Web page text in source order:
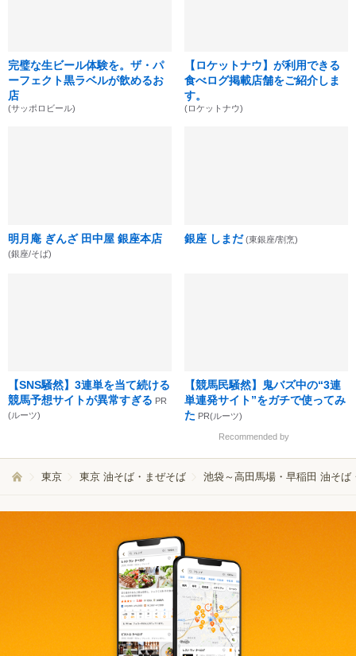
完璧な生ビール体験を。ザ・パ
ーフェクト黒ラベルが飲めるお
店
(サッポロビール)
【ロケットナウ】が利用できる
食べログ掲載店舗をご紹介しま
す。
(ロケットナウ)
明月庵 ぎんざ 田中屋 銀座本店
(銀座/そば)
銀座 しまだ (東銀座/割烹)
【SNS騒然】3連単を当て続ける
競馬予想サイトが異常すぎる PR
(ルーツ)
【競馬民騒然】鬼バズ中の“3連
単連発サイト”をガチで使ってみ
た PR(ルーツ)
Recommended by
東京 東京 油そば・まぜそば 池袋～高田馬場・早稲田 油そば